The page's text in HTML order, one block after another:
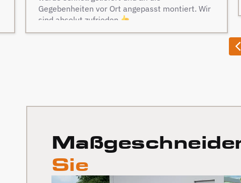
Gegebenheiten vor Ort angepasst montiert. Wir
sind absolut zufrieden
Sie